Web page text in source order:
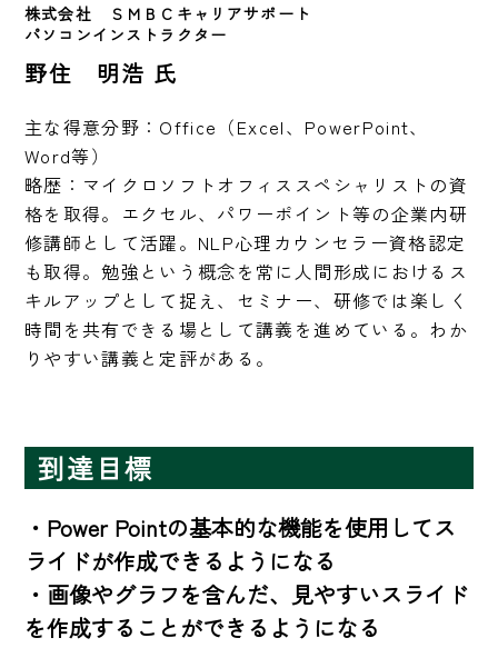
株式会社　ＳＭＢＣキャリアサポート
パソコンインストラクター
野住 明浩 氏
主な得意分野：Office（Excel、PowerPoint、
Word等）
略歴：マイクロソフトオフィススペシャリストの資
格を取得。エクセル、パワーポイント等の企業内研
修講師として活躍。NLP心理カウンセラー資格認定
も取得。勉強という概念を常に人間形成におけるス
キルアップとして捉え、セミナー、研修では楽しく
時間を共有できる場として講義を進めている。わか
りやすい講義と定評がある。
到達目標
・Power Pointの基本的な機能を使用してス
ライドが作成できるようになる
・画像やグラフを含んだ、見やすいスライド
を作成することができるようになる